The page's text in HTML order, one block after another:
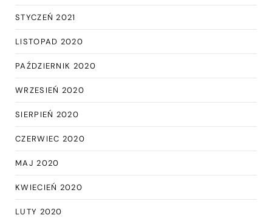
STYCZEŃ 2021
LISTOPAD 2020
PAŹDZIERNIK 2020
WRZESIEŃ 2020
SIERPIEŃ 2020
CZERWIEC 2020
MAJ 2020
KWIECIEŃ 2020
LUTY 2020